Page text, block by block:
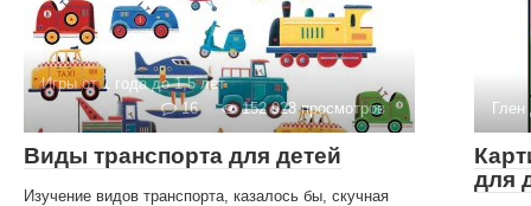
Игры от 1 года до 1,5 лет
16
152 928 просмотров
Виды транспорта для детей
Изучение видов транспорта, казалось бы, скучная
для